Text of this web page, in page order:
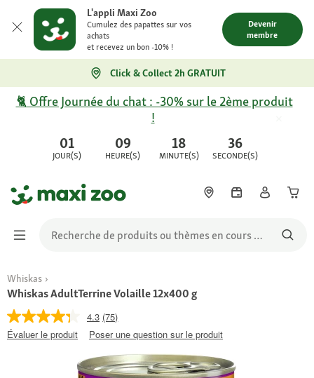
L'appli Maxi Zoo
Cumulez des papattes sur vos
achats
et recevez un bon -10% !
Devenir
membre
Click & Collect 2h GRATUIT
01
JOUR(S)
09
HEURE(S)
18
MINUTE(S)
36
SECONDE(S)
🐈 Offre Journée du chat : -30% sur le 2ème produit
!
Whiskas
Whiskas AdultTerrine Volaille 12x400 g
4.3 (75)
Évaluer le produit
Poser une question sur le produit